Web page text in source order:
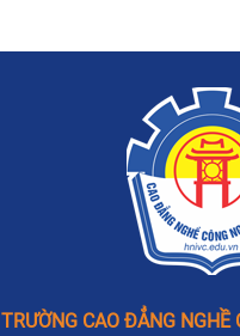
TRƯỜNG CAO ĐẲNG NGHỀ